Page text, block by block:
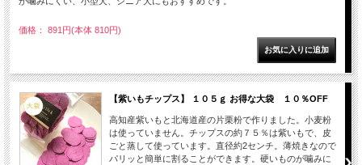
価格： 891円(本体 810円)
【紫いもチップス】 １０５ｇ お得な大袋 １０％OFF
高知産紫いもと北海道産の片栗粉で作りました。小麦粉
は使っていません。チップスの約７５％は紫いもで、皮
ごと蒸して使っています。直径約2センチ。薄焼きなので
パリッと簡単に割ることができます。硬いものが噛みに